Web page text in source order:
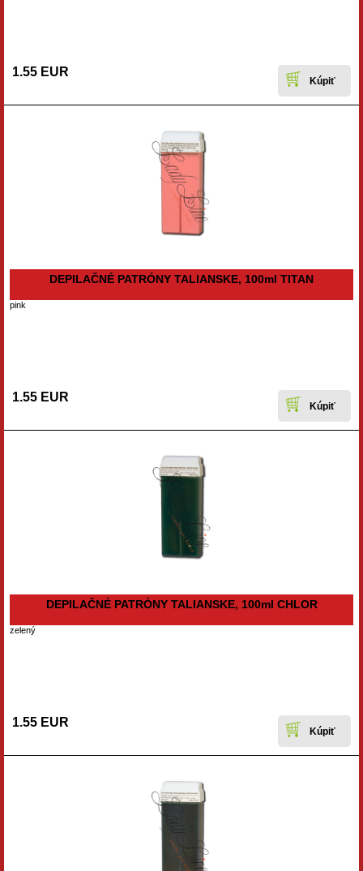
1.55 EUR
DEPILAČNÉ PATRÓNY TALIANSKE, 100ml TITAN
pink
1.55 EUR
DEPILAČNÉ PATRÓNY TALIANSKE, 100ml CHLOR
zelený
1.55 EUR